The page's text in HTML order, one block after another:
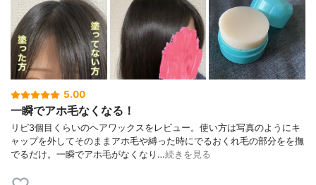
5.00
一瞬でアホ毛なくなる！
リピ3個目くらいのヘアワックスをレビュー。使い方は写真のようにキ
ャップを外してそのままアホ毛や縛った時にでるおくれ毛の部分をを撫
でるだけ。一瞬でアホ毛がなくなり…続きを見る